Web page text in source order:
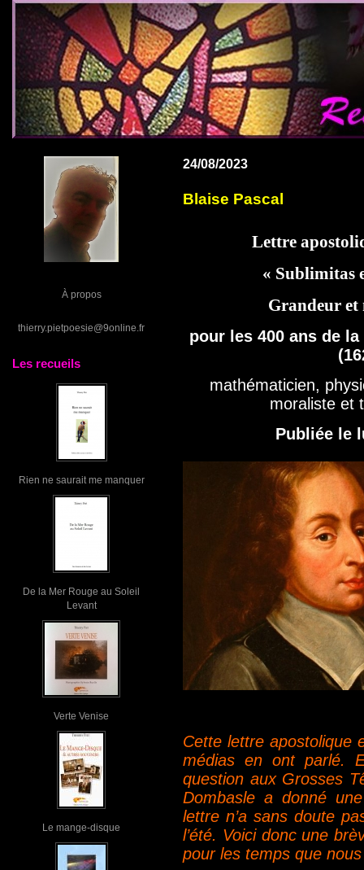
À propos
thierry.pietpoesie@9online.fr
Les recueils
Rien ne saurait me manquer
De la Mer Rouge au Soleil
Levant
Verte Venise
Le mange-disque
24/08/2023
Blaise Pascal
Lettre
« Sublimitas
Grandeur et
pour les 400 ans de
mathématicien,
moraliste et
Publiée le
Cette lettre apostolique
médias en ont parlé.
question aux Grosses
Dombasle a donné
lettre n’a sans doute
l’été. Voici donc une
pour les temps que